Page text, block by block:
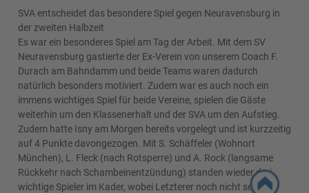
SVA entscheidet das besondere Spiel gegen Neuravensburg in
der zweiten Halbzeit
Es war ein besonderes Spiel am Tag der Arbeit. Mit dem SV
Neuravensburg gastierte der Ex-Verein von unserem Coach F.
Durach am Bahndamm und beide Teams waren dadurch
natürlich besonders motiviert. Zudem war es auch noch ein
immens wichtiges Spiel für beide Vereine, spielen die Gäste
weiterhin um den Klassenerhalt und der SVA um den Aufstieg.
Zudem hatte Isny am Morgen bereits vorgelegt und ist kurzzeitig
auf 4 Punkte davongezogen. Mit S. Schäffeler (Wohnort
München), L. Fleck (nach Rotsperre) und A. Rock (langsame
Rückkehr nach Schambeinentzündung) standen wieder drei
wichtige Spieler im Kader, wobei Letzterer noch nicht sein